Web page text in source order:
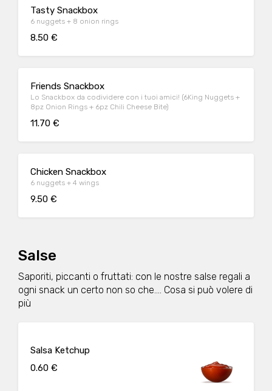
Tasty Snackbox
6 nuggets + 8 onion rings
8.50 €
Friends Snackbox
Lo Snackbox da codividere con i tuoi amici! (6King Nuggets +
8pz Onion Rings + 6pz Chili Cheese Bite)
11.70 €
Chicken Snackbox
6 nuggets + 4 wings
9.50 €
Salse
Saporiti, piccanti o fruttati: con le nostre salse regali a
ogni snack un certo non so che.... Cosa si può volere di
più
Salsa Ketchup
0.60 €